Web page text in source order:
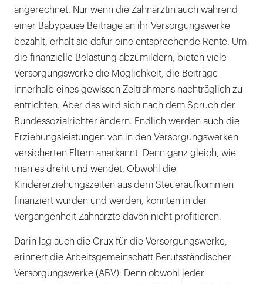
angerechnet. Nur wenn die Zahnärztin auch während
einer Babypause Beiträge an ihr Versorgungswerke
bezahlt, erhält sie dafür eine entsprechende Rente. Um
die finanzielle Belastung abzumildern, bieten viele
Versorgungswerke die Möglichkeit, die Beiträge
innerhalb eines gewissen Zeitrahmens nachträglich zu
entrichten. Aber das wird sich nach dem Spruch der
Bundessozialrichter ändern. Endlich werden auch die
Erziehungsleistungen von in den Versorgungswerken
versicherten Eltern anerkannt. Denn ganz gleich, wie
man es dreht und wendet: Obwohl die
Kindererziehungszeiten aus dem Steueraufkommen
finanziert wurden und werden, konnten in der
Vergangenheit Zahnärzte davon nicht profitieren.
Darin lag auch die Crux für die Versorgungswerke,
erinnert die Arbeitsgemeinschaft Berufsständischer
Versorgungswerke (ABV): Denn obwohl jeder